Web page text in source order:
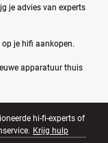
je advies van experts
je hifi aankopen.
apparatuur thuis
hi-fi-experts of
Krijg hulp